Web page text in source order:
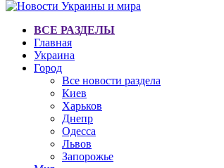
ВСЕ РАЗДЕЛЫ
Главная
Украина
Город
Все новости раздела
Киев
Харьков
Днепр
Одесса
Львов
Запорожье